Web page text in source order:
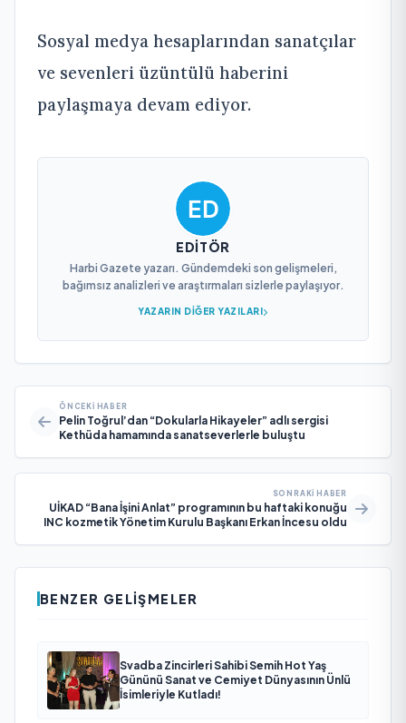
Sosyal medya hesaplarından sanatçılar
ve sevenleri üzüntülü haberini
paylaşmaya devam ediyor.
EDITÖR
Harbi Gazete yazarı. Gündemdeki son gelişmeleri,
bağımsız analizleri ve araştırmaları sizlerle paylaşıyor.
YAZARIN DIĞER YAZILARI
ÖNCEKI HABER
Pelin Toğrul’dan “Dokularla Hikayeler” adlı sergisi
Kethüda hamamında sanatseverlerle buluştu
SONRAKI HABER
UİKAD “Bana İşini Anlat” programının bu haftaki konuğu
INC kozmetik Yönetim Kurulu Başkanı Erkan İncesu oldu
BENZER GELIŞMELER
Svadba Zincirleri Sahibi Semih Hot Yaş
Gününü Sanat ve Cemiyet Dünyasının Ünlü
İsimleriyle Kutladı!